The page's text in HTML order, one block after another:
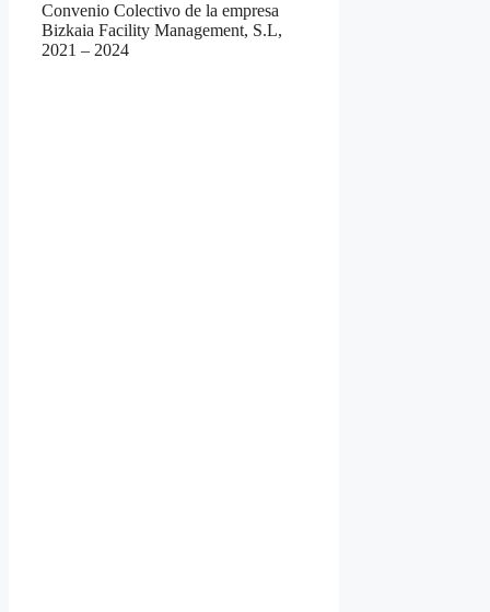
Convenio Colectivo de la empresa
Bizkaia Facility Management, S.L,
2021 – 2024